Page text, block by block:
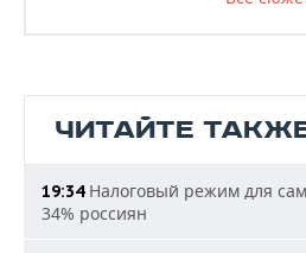
ЧИТАЙТЕ
19:34Налоговый режим для
34% россиян